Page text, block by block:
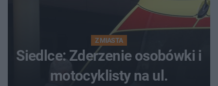
Z MIASTA
Siedlce: Zderzenie osobówki i
motocyklisty na ul.